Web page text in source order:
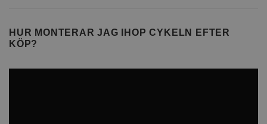
HUR MONTERAR JAG IHOP CYKELN EFTER
KÖP?